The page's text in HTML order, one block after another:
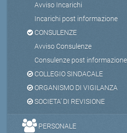
Avviso Incarichi
Incarichi post informazione
CONSULENZE
Avviso Consulenze
Consulenze post informazione
COLLEGIO SINDACALE
ORGANISMO DI VIGILANZA
SOCIETA' DI REVISIONE
PERSONALE